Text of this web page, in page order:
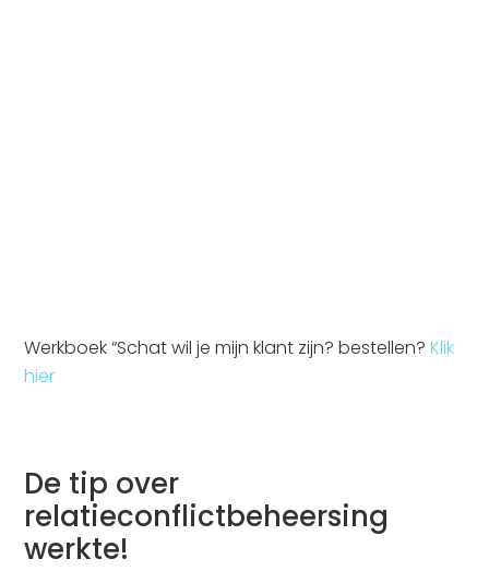
Werkboek “Schat wil je mijn klant zijn? bestellen?Klik
hier
De tip over
relatieconflictbeheersing
werkte!